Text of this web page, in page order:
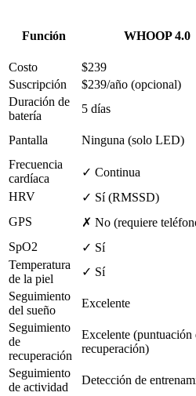
Función WHOOP 4.0
Costo
$239
Suscripción
$239/año (opcional)
Duración de
batería
5 días
Pantalla Ninguna (solo LED)
Frecuencia
cardíaca
✓ Continua
HRV
✓ Sí (RMSSD)
GPS
✗ No (requiere
SpO2
✓ Sí
Temperatura
de la piel
✓ Sí
Seguimiento
del sueño
Excelente
Seguimiento
de
recuperación
Excelente (puntuación
recuperación)
Seguimiento
de actividad
Detección de